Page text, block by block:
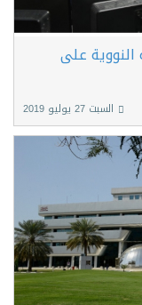
على
السبت 27 يوليو 2019